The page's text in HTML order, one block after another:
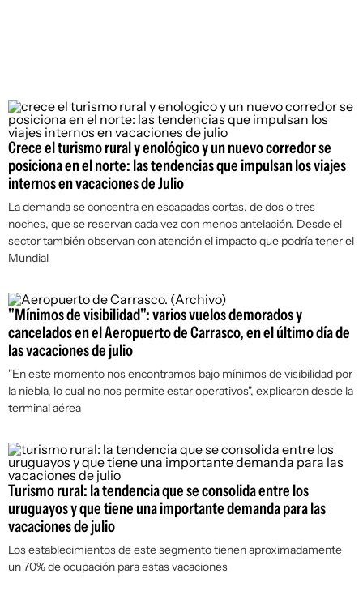
Crece el turismo rural y enológico y un nuevo corredor se
posiciona en el norte: las tendencias que impulsan los viajes
internos en vacaciones de Julio
La demanda se concentra en escapadas cortas, de dos o tres
noches, que se reservan cada vez con menos antelación. Desde el
sector también observan con atención el impacto que podría tener el
Mundial
"Mínimos de visibilidad": varios vuelos demorados y
cancelados en el Aeropuerto de Carrasco, en el último día de
las vacaciones de julio
"En este momento nos encontramos bajo mínimos de visibilidad por
la niebla, lo cual no nos permite estar operativos", explicaron desde la
terminal aérea
Turismo rural: la tendencia que se consolida entre los
uruguayos y que tiene una importante demanda para las
vacaciones de julio
Los establecimientos de este segmento tienen aproximadamente
un 70% de ocupación para estas vacaciones